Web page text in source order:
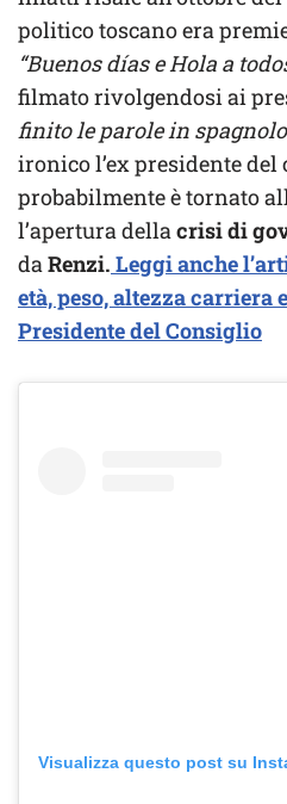
politico toscano era
“Buenos días e Hola a
filmato rivolgendosi ai
finito le parole in
ironico l’ex presidente
probabilmente è tornato
l’apertura della crisi di
da Renzi. Leggi anche
età, peso, altezza carriera
Presidente del Consiglio
Visualizza questo post su